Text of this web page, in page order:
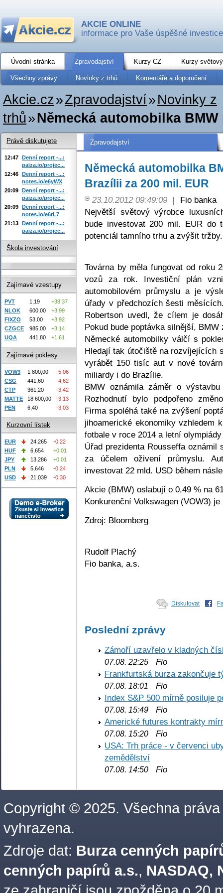
AKCIE ONLINE
informace pro Vaše úspěšné investice
Úvodní stránka Zpravodajství Kurzy CZ Kurzy
Všechny zprávy Novinky z trhů Komentáře a doporučení
Akcie.cz»Zpravodajství» Novinky z
trhů»Německá automobilka
Zpravodajství
Německá automobilka
Brazílii za 200 mil. EUR
23.10.2012 09:49:09 |
Fio banka
Největší světový výrobce
bude investovat 200 mil. EUR
potenciál tamního trhu a zvýšit tržby.
Továrna by měla fungovat od roku
vozů za rok. Investiční plán
automobilovém průmyslu a je
úřady v předchozích šesti
Robertson uvedl, že cílem je
Pokud bude poptávka silnější,
Německé automobilky válčí s
Hledají tak útočiště na rozvíjejících
vyrábět 150 tisíc aut v nové
miliardy i do Brazílie.
BMW oznámila záměr o
Rozhodnutí bylo podpořeno
Firma spoléhá také na zvýšení
jihoamerické ekonomiky vzhledem
fotbale v roce 2014 a letní
Úřad prezidenta Rousseffa
za účelem oživení průmyslu.
investovat 22 mld. USD během
Akcie (BMW) oslabují o 0,49 % na
Konkurenční Volkswagen (VOW3)
Zdroj: Bloomberg
Rudolf Plachý
Fio banka, a.s.
Diskutovat
Poslední zprávy
Zámoří uzavřelo v kladných
07.08. 22:25 Fio
Frankfurtská burza zakončuje
07.08. 18:01
Fio
Index S&P 500 mírně posiluje
07.08. 15:49 Fio
Americké futures kontrakty
07.08. 15:20 Fio
USA: Trh práce - v červenci
zemědělství
07.08. 14:50 Fio
Právě diskutujete
12:47 Denní report -...:
paiza.io/projec...
12:46 Denní report -...:
notes.io/e6yWX
20:09 Denní report -...:
paiza.io/projec...
20:09 Denní report -...:
notes.io/e6rL7
21:13 Denní report -...:
paiza.io/projec...
Škola investování
Zajímavé vzestupy
PVT 1,19
+38,37
NLOK
600,00
+3,99
FIXZO
53,00
+3,92
CZGCE
985,00
+3,14
UQA
441,80 +1,61
Zajímavé poklesy
VOW3 1 800,00
-5,06
CSG
441,60
-4,62
CTP
361,20
-3,42
MATTE
18 600,00
-3,13
PEN
6,40 -3,03
Kurzovní lístek
EUR 24,265
-0,22
HUF
6,654
+0,01
JPY
13,286
+0,01
PLN
5,646
-0,24
USD
21,039 -0,30
Copyright © 2025. Všechna práva
vyhrazena.
Zdroje dat: Burza cenných
cenných papírů a.s., NASDAQ,